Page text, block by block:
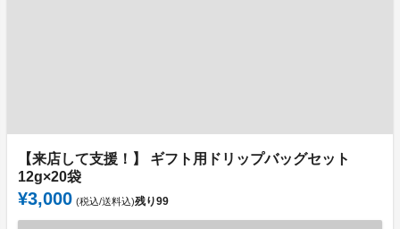
【来店して支援！】 ギフト用ドリップバッグセット
12g×20袋
¥3,000 (税込/送料込)残り99